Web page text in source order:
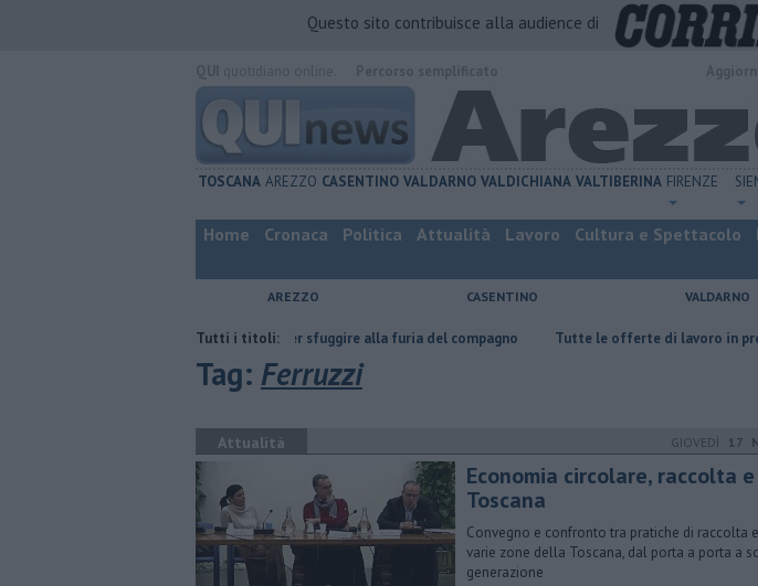
Questo sito contribuisce alla audience di
TOSCANA AREZZO CASENTINO VALDARNO VALDICHIANA VALTIBERINA FIRENZE
Home Cronaca Politica Attualità Lavoro Cultura e Spettacolo
AREZZO CASENTINO VALDARNO
Tutti i titoli:
Nascosta in un bar per sfuggire alla furia del compagno ​Tutte le offerte di lavoro in provincia di
Tag: Ferruzzi
Attualità GIOVEDÌ 17
Economia circolare, raccolta
Toscana
Convegno e confronto tra pratiche di raccolta
varie zone della Toscana, dal porta a porta a
generazione